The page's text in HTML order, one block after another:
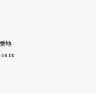
地
16:00